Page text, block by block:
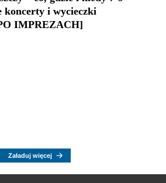
koncerty i wycieczki
IMPREZACH]
Załaduj więcej